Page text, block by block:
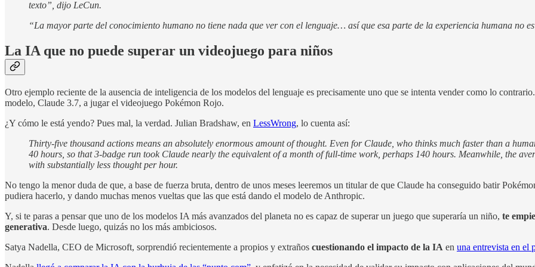
texto”, dijo LeCun.
“La mayor parte del conocimiento humano no tiene nada que ver con el lenguaje… así que esa parte de la experiencia humana no
La IA que no puede superar un videojuego para niños
Otro ejemplo reciente de la ausencia de inteligencia de los modelos del lenguaje es precisamente uno que se intenta vender como lo
modelo, Claude 3.7, a jugar el videojuego Pokémon Rojo.
¿Y cómo le está yendo? Pues mal, la verdad. Julian Bradshaw, en LessWrong, lo cuenta así:
Thirty-five thousand actions means an absolutely enormous amount of thought. Even for Claude, who thinks much faster than a
40 hours, so that 3-badge run took Claude nearly the equivalent of a month of full-time work, perhaps 140 hours. Meanwhile, the
with substantially less thought per hour.
No tengo la menor duda de que, a base de fuerza bruta, dentro de unos meses leeremos un titular de que Claude ha conseguido batir
pudiera hacerlo, y dando muchas menos vueltas que las que está dando el modelo de Anthropic.
Y, si te paras a pensar que uno de los modelos IA más avanzados del planeta no es capaz de superar un juego que superaría un niño, te
generativa. Desde luego, quizás no los más ambiciosos.
Satya Nadella, CEO de Microsoft, sorprendió recientemente a propios y extraños cuestionando el impacto de la IA en una entrevista en el